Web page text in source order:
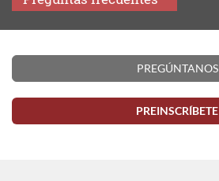
Preguntas
frecuentes
PREGÚNTANOS
PREINSCRÍBETE